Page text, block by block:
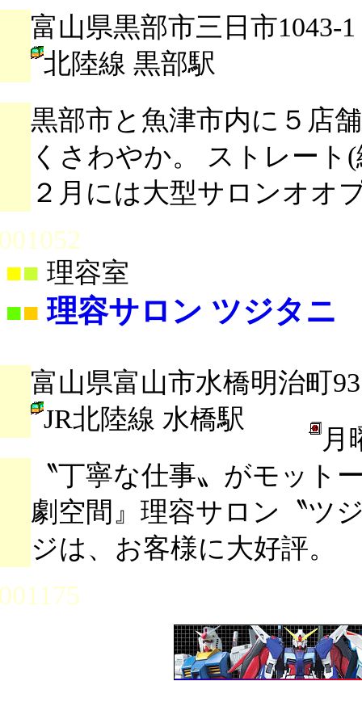
富山県黒部市三日市1043-1
北陸線 黒部駅
黒部市と魚津市内に５店
くさわやか。 ストレート
２月には大型サロンオオ
■ 理容室
■■ 理容サロン ツジタニ
富山県富山市水橋明治町93
JR北陸線 水橋駅
月
〝丁寧な仕事〟がモット
劇空間』理容サロン〝ツ
ジは、お客様に大好評。